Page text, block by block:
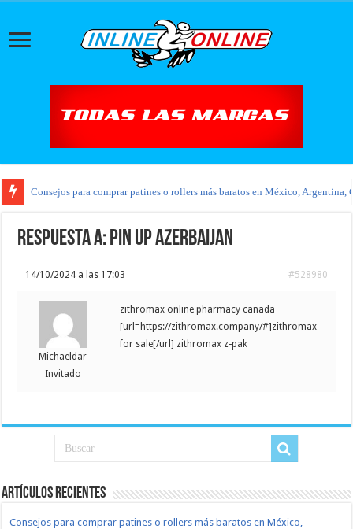
Consejos para comprar patines o rollers más baratos en México, Argentina,
Respuesta a: pin up azerbaijan
14/10/2024 a las 17:03 #528980
Michaeldar
Invitado
zithromax online pharmacy canada
[url=https://zithromax.company/#]zithromax
for sale[/url] zithromax z-pak
Artículos recientes
Consejos para comprar patines o rollers más baratos en México,